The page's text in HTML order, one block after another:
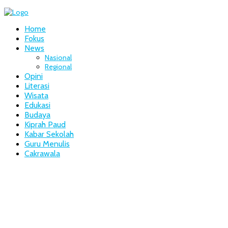
Home
Fokus
News
Nasional
Regional
Opini
Literasi
Wisata
Edukasi
Budaya
Kiprah Paud
Kabar Sekolah
Guru Menulis
Cakrawala